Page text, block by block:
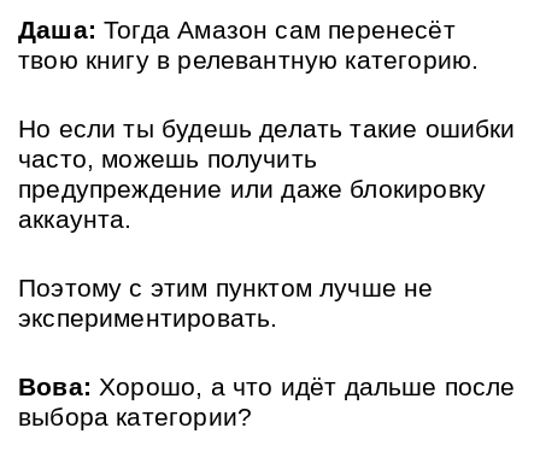
Даша: Тогда Амазон сам перенесёт
твою книгу в релевантную категорию.
Но если ты будешь делать такие ошибки
часто, можешь получить
предупреждение или даже блокировку
аккаунта.
Поэтому с этим пунктом лучше не
экспериментировать.
Вова: Хорошо, а что идёт дальше после
выбора категории?